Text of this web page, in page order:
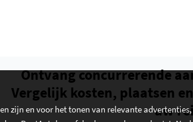
zijn en voor het tonen van relevante
Ontvang concurrerende
Vergelijk kosten, plaatsen
uw